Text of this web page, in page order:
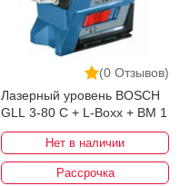
(0 Отзывов)
Лазерный уровень BOSCH
GLL 3-80 C + L-Boxx + BM 1
Нет в наличии
Рассрочка